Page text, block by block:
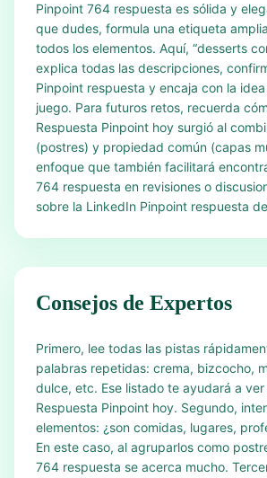
Pinpoint 764 respuesta es sólida y
que dudes, formula una etiqueta
todos los elementos. Aquí, “desserts
explica todas las descripciones,
Pinpoint respuesta y encaja con la
juego. Para futuros retos, recuerda
Respuesta Pinpoint hoy surgió al
(postres) y propiedad común (capas
enfoque que también facilitará
764 respuesta en revisiones o
sobre la LinkedIn Pinpoint respuesta
Consejos de Expertos
Primero, lee todas las pistas
palabras repetidas: crema, bizcocho,
dulce, etc. Ese listado te ayudará a ver
Respuesta Pinpoint hoy. Segundo,
elementos: ¿son comidas, lugares,
En este caso, al agruparlos como
764 respuesta se acerca mucho.